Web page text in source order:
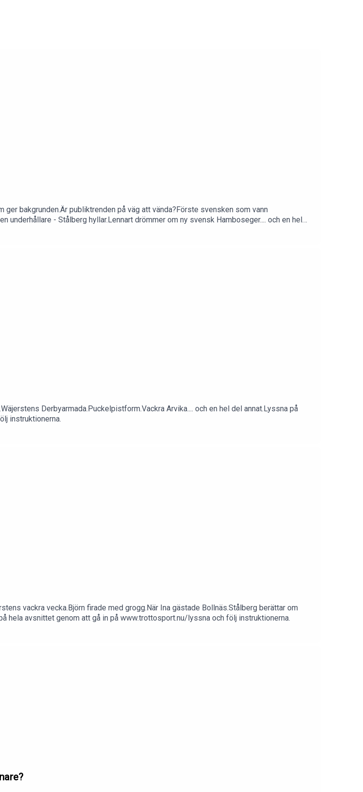
bakgrunden.Är publiktrenden på väg att vända?Förste svensken som vann
underhållare - Stålberg hyllar.Lennart drömmer om ny svensk Hamboseger.... och en hel
lyssna och följ instruktionerna.
Derbyarmada.Puckelpistform.Vackra Arvika.... och en hel del annat.Lyssna på
instruktionerna.
vackra vecka.Björn firade med grogg.När Ina gästade Bollnäs.Stålberg berättar om
hela avsnittet genom att gå in på www.trottosport.nu/lyssna och följ instruktionerna.